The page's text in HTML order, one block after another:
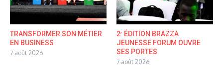
TRANSFORMER SON MÉTIER
EN BUSINESS
7 août 2026
2ᵉ ÉDITION BRAZZA
JEUNESSE FORUM OUVRE
SES PORTES
7 août 2026